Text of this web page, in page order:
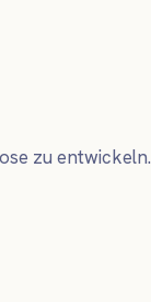
zu entwickeln.